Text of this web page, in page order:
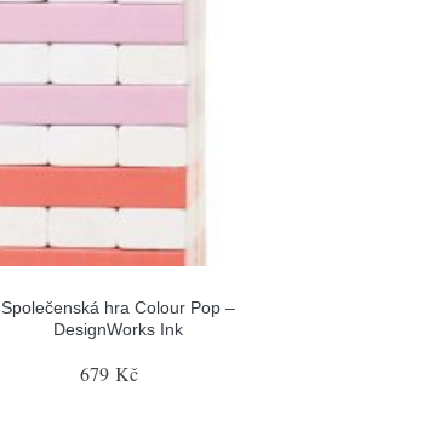
Společenská hra Colour Pop –
DesignWorks Ink
679 Kč